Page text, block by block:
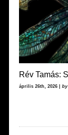
Rév Tamás:
április 26th, 2026 |